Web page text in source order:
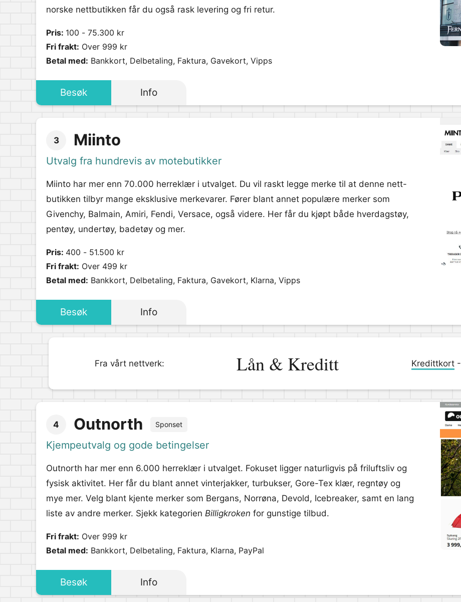
norske nettbutikken får du også rask levering og fri retur.
Pris: 100 - 75.300 kr
Fri frakt: Over 999 kr
Betal med: Bankkort, Delbetaling, Faktura, Gavekort, Vipps
Besøk Info
3 Miinto
Utvalg fra hundrevis av motebutikker
Miinto har mer enn 70.000 herreklær i utvalget. Du vil raskt legge merke til at denne nett-
butikken tilbyr mange eksklusive merkevarer. Fører blant annet populære merker som
Givenchy, Balmain, Amiri, Fendi, Versace, også videre. Her får du kjøpt både hverdagstøy,
pentøy, undertøy, badetøy og mer.
Pris: 400 - 51.500 kr
Fri frakt: Over 499 kr
Betal med: Bankkort, Delbetaling, Faktura, Gavekort, Klarna, Vipps
Besøk Info
Fra vårt nettverk: Lån & Kreditt Kredittkort-
4 Outnorth Sponset
Kjempeutvalg og gode betingelser
Outnorth har mer enn 6.000 herreklær i utvalget. Fokuset ligger naturligvis på friluftsliv og
fysisk aktivitet. Her får du blant annet vinterjakker, turbukser, Gore-Tex klær, regntøy og
mye mer. Velg blant kjente merker som Bergans, Norrøna, Devold, Icebreaker, samt en lang
liste av andre merker. Sjekk kategorien Billigkroken for gunstige tilbud.
Fri frakt: Over 999 kr
Betal med: Bankkort, Delbetaling, Faktura, Klarna, PayPal
Besøk Info